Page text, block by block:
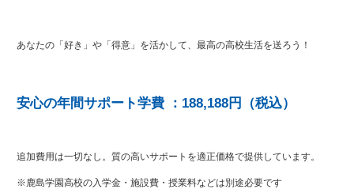
あなたの「好き」や「得意」を活かして、最高の高校生活を送ろう！
安心の年間サポート学費 ：188,188円（税込）
追加費用は一切なし。質の高いサポートを適正価格で提供しています。
※鹿島学園高校の入学金・施設費・授業料などは別途必要です